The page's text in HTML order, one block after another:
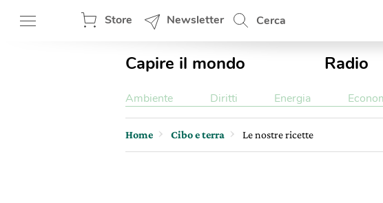
Store Newsletter Cerca
Capire il mondo Radio
Ambiente Diritti Energia
Home Cibo e terra Le nostre ricette